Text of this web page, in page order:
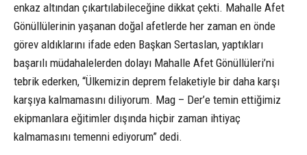
enkaz altından çıkartılabileceğine dikkat çekti. Mahalle Afet
Gönüllülerinin yaşanan doğal afetlerde her zaman en önde
görev aldıklarını ifade eden Başkan Sertaslan, yaptıkları
başarılı müdahalelerden dolayı Mahalle Afet Gönüllüleri’ni
tebrik ederken, “Ülkemizin deprem felaketiyle bir daha karşı
karşıya kalmamasını diliyorum. Mag – Der’e temin ettiğimiz
ekipmanlara eğitimler dışında hiçbir zaman ihtiyaç
kalmamasını temenni ediyorum” dedi.